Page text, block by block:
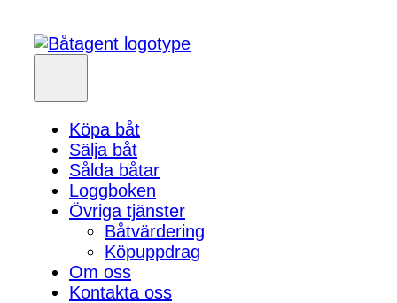
Köpa båt
Sälja båt
Sålda båtar
Loggboken
Övriga tjänster
Båtvärdering
Köpuppdrag
Om oss
Kontakta oss